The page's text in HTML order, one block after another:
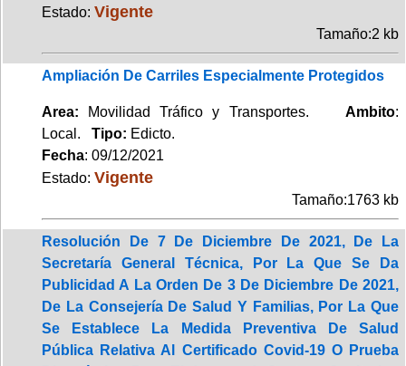
Estado: Vigente
Tamaño:2 kb
Ampliación De Carriles Especialmente Protegidos
Area: Movilidad Tráfico y Transportes. Ambito:
Local. Tipo: Edicto.
Fecha: 09/12/2021
Estado: Vigente
Tamaño:1763 kb
Resolución De 7 De Diciembre De 2021, De La
Secretaría General Técnica, Por La Que Se Da
Publicidad A La Orden De 3 De Diciembre De 2021,
De La Consejería De Salud Y Familias, Por La Que
Se Establece La Medida Preventiva De Salud
Pública Relativa Al Certificado Covid-19 O Prueba